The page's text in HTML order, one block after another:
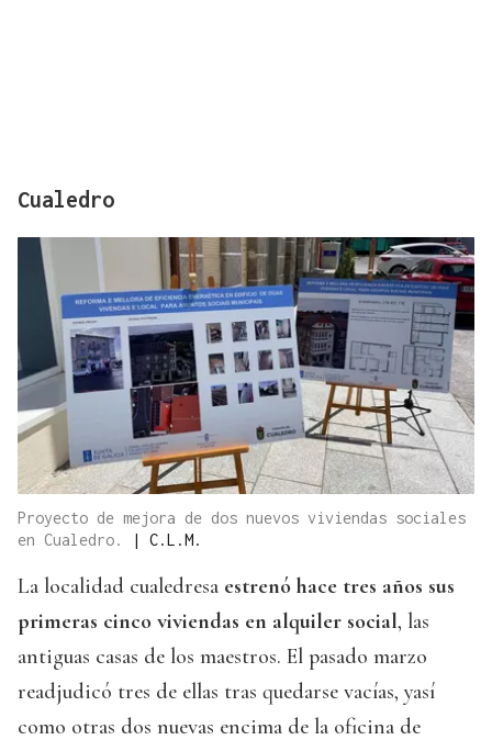
Cualedro
Proyecto de mejora de dos nuevos viviendas sociales
en Cualedro.
| C.L.M.
La localidad cualedresa estrenó hace tres años sus
primeras cinco viviendas en alquiler social, las
antiguas casas de los maestros. El pasado marzo
readjudicó tres de ellas tras quedarse vacías, yasí
como otras dos nuevas encima de la oficina de